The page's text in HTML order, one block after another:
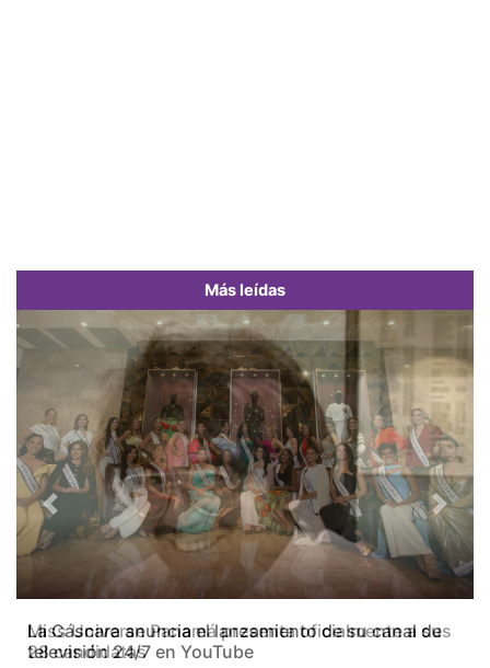
Más leídas
Miss Universe Panamá presenta oficialmente a sus
28 candidatas
Previous Next